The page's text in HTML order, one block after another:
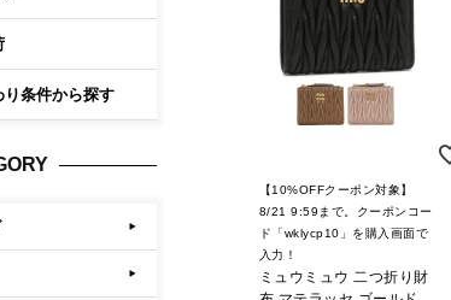
会員ランクについて
ポイント履歴
り条件から探す
【10%OFFクーポン対象】
8/21 9:59まで。クーポンコー
ド「wklycp10」を購入画面で
入力！
ミュウミュウ 二つ折り財